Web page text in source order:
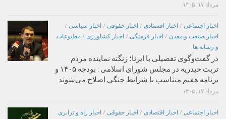
مرداد ۱۷, ۱۴۰۵
اخبار اجتماعی / اخبار اقتصادی / اخبار حقوقی / اخبار سیاسی /
اخبار صنعت و معدن / اخبار فرهنگی / اخبار کشاورزی / مطبوعات
و رسانه ها
در گفت‌وگوی تفصیلی با ایرنا؛ زنگنه نماینده مردم
تربت حیدریه در مجلس شورای اسلامی : بودجه ۱۴۰۵ و
برنامه هفتم متناسب با شرایط جنگی اصلاح می‌شوند
مرداد ۱۷, ۱۴۰۵
اخبار اجتماعی / اخبار اقتصادی / اخبار حقوقی / اخبار راه و ترابری